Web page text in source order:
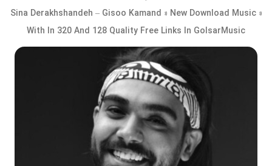
Sina Derakhshandeh – Gisoo Kamand » New Download Music »
With In 320 And 128 Quality Free Links In GolsarMusic